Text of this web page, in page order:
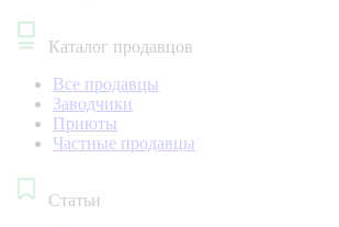
Каталог продавцов
Все продавцы
Заводчики
Приюты
Частные продавцы
Статьи